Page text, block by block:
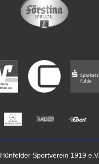
Hünfelder Sportverein 1919 e.V.